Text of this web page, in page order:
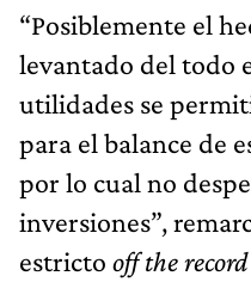
“Posiblemente el
levantado del todo
utilidades se
para el balance de
por lo cual no
inversiones”,
estricto off the record